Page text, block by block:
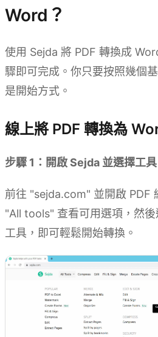
Word？
使用 Sejda 將 PDF 轉換成
驟即可完成。你只要按照幾個
是開始方式。
線上將 PDF 轉換為
步驟 1：開啟 Sejda 並選擇工具
前往 "sejda.com" 並開啟 PDF
"All tools" 查看可用選項，然
工具，即可輕鬆開始轉換。